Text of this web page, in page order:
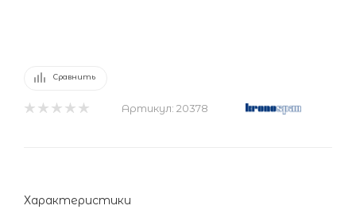
Сравнить
Артикул: 20378
Характеристики